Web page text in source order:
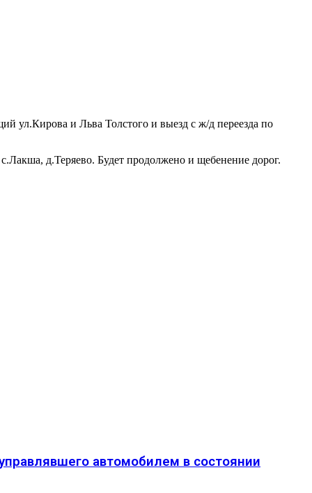
ул.Кирова и Льва Толстого и выезд с ж/д переезда по
д.Теряево. Будет продолжено и щебенение дорог.
автомобилем в состоянии